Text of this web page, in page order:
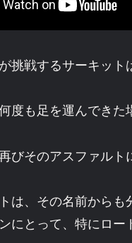
挑戦するサーキット
度も足を運んできた
びそのアスファルト
は、その名前から
にとって、特にロー